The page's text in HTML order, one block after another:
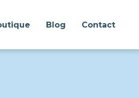
Blog Contact